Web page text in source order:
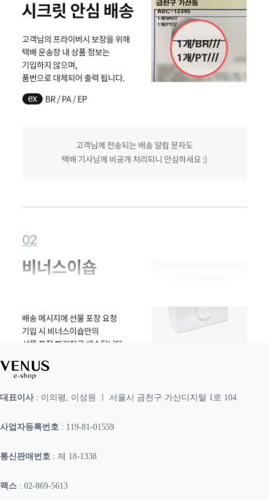
대표이사: 이의평, 이성원 ㅣ 서울시 금천구 가산디지털 1로 104
사업자등록번호 : 119-81-01559
통신판매번호 : 제 18-1338
팩스 : 02-869-5613